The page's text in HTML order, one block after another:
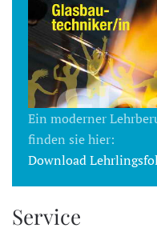
Ein moderner
finden sie hier:
Download
Service